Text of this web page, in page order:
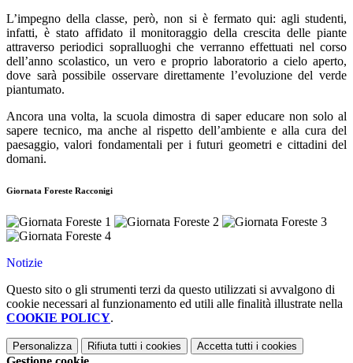
L’impegno della classe, però, non si è fermato qui: agli studenti,
infatti, è stato affidato il monitoraggio della crescita delle piante
attraverso periodici sopralluoghi che verranno effettuati nel corso
dell’anno scolastico, un vero e proprio laboratorio a cielo aperto,
dove sarà possibile osservare direttamente l’evoluzione del verde
piantumato.
Ancora una volta, la scuola dimostra di saper educare non solo al
sapere tecnico, ma anche al rispetto dell’ambiente e alla cura del
paesaggio, valori fondamentali per i futuri geometri e cittadini del
domani.
Giornata Foreste Racconigi
Notizie
Questo sito o gli strumenti terzi da questo utilizzati si avvalgono di
cookie necessari al funzionamento ed utili alle finalità illustrate nella
COOKIE POLICY.
Personalizza Rifiuta tutti i cookies Accetta tutti i cookies